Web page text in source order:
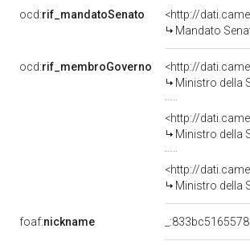
ocd:rif_mandatoSenato
<http://
Mandato
ocd:rif_membroGoverno
<http://
Ministro della
<http://
Ministro della
<http://
Ministro della
foaf:nickname